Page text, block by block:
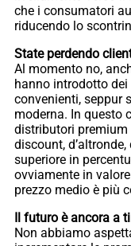
che i consumatori
riducendo lo
State perdendo
Al momento no,
hanno introdotto
convenienti, seppur
moderna. In questo
distributori premium
discount,
superiore in
ovviamente in
prezzo medio è più
Il futuro è ancora a
Non abbiamo